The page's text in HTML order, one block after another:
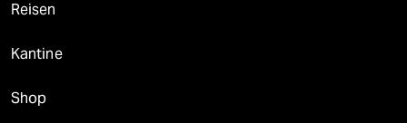
Reisen
Kantine
Shop